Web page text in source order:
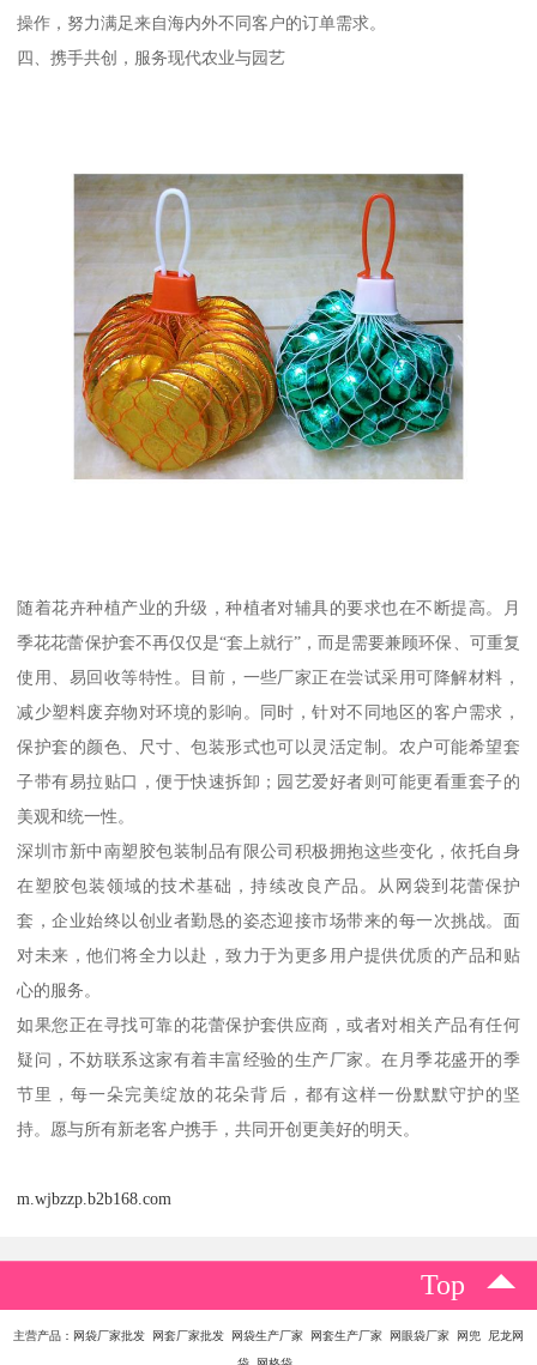
操作，努力满足来自海内外不同客户的订单需求。
四、携手共创，服务现代农业与园艺
随着花卉种植产业的升级，种植者对辅具的要求也在不断提高。月
季花花蕾保护套不再仅仅是“套上就行”，而是需要兼顾环保、可重复
使用、易回收等特性。目前，一些厂家正在尝试采用可降解材料，
减少塑料废弃物对环境的影响。同时，针对不同地区的客户需求，
保护套的颜色、尺寸、包装形式也可以灵活定制。农户可能希望套
子带有易拉贴口，便于快速拆卸；园艺爱好者则可能更看重套子的
美观和统一性。
深圳市新中南塑胶包装制品有限公司积极拥抱这些变化，依托自身
在塑胶包装领域的技术基础，持续改良产品。从网袋到花蕾保护
套，企业始终以创业者勤恳的姿态迎接市场带来的每一次挑战。面
对未来，他们将全力以赴，致力于为更多用户提供优质的产品和贴
心的服务。
如果您正在寻找可靠的花蕾保护套供应商，或者对相关产品有任何
疑问，不妨联系这家有着丰富经验的生产厂家。在月季花盛开的季
节里，每一朵完美绽放的花朵背后，都有这样一份默默守护的坚
持。愿与所有新老客户携手，共同开创更美好的明天。
m.wjbzzp.b2b168.com
Top
主营产品：网袋厂家批发 网套厂家批发 网袋生产厂家 网套生产厂家 网眼袋厂家 网兜 尼龙网